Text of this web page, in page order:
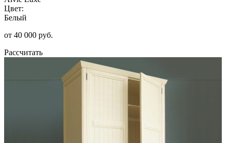
Цвет:
Белый
от 40 000 руб.
Рассчитать